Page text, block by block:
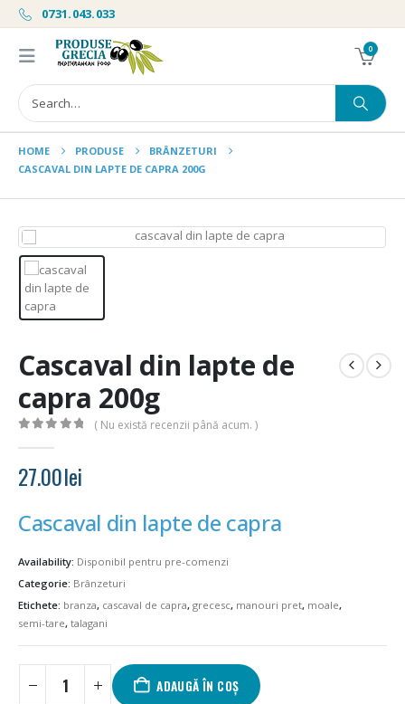
0731.043.033
0
HOME PRODUSE
BRÂNZETURI
CASCAVAL DIN LAPTE DE CAPRA 200G
Cascaval din lapte de
capra 200g
( Nu există recenzii până acum. )
27.00lei
Cascaval din lapte de capra
Availability: Disponibil pentru pre-comenzi
Categorie: Brânzeturi
Etichete: branza, cascaval de capra, grecesc, manouri pret, moale,
semi-tare, talagani
ADAUGĂ ÎN COȘ